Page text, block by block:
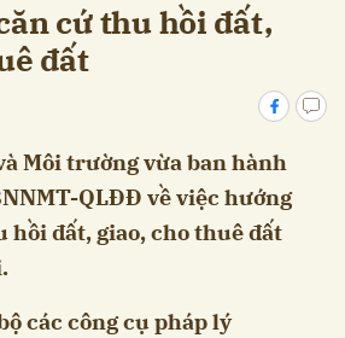
cứ thu hồi đất,
đất
Môi trường vừa ban hành
QLĐĐ về việc hướng
hồi đất, giao, cho thuê đất
các công cụ pháp lý
Hủy